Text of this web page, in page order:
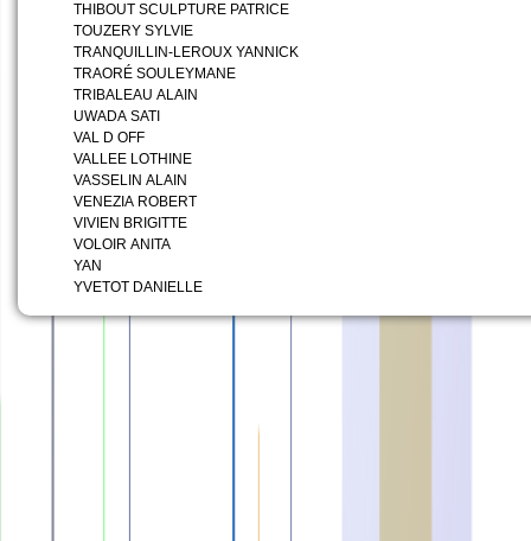
THIBOUT SCULPTURE PATRICE
TOUZERY SYLVIE
TRANQUILLIN-LEROUX YANNICK
TRAORÉ SOULEYMANE
TRIBALEAU ALAIN
UWADA SATI
VAL D OFF
VALLEE LOTHINE
VASSELIN ALAIN
VENEZIA ROBERT
VIVIEN BRIGITTE
VOLOIR ANITA
YAN
YVETOT DANIELLE